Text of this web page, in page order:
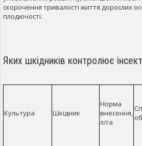
скорочення тривалості життя дорослих
плодючості.
Яких шкідників контролює
Культура Шкідник
Норма
внесення,
л/га